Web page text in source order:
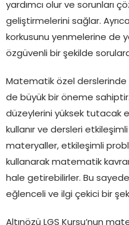
yardımcı olur ve sorunları
geliştirmelerini sağlar.
korkusunu yenmelerine de
özgüvenli bir şekilde
Matematik özel derslerinde
de büyük bir öneme
düzeylerini yüksek tutacak
kullanır ve dersleri
materyaller, etkileşimli
kullanarak matematik
hale getirebilirler. Bu
eğlenceli ve ilgi çekici bir
Altınözü LGS Kursu’nun